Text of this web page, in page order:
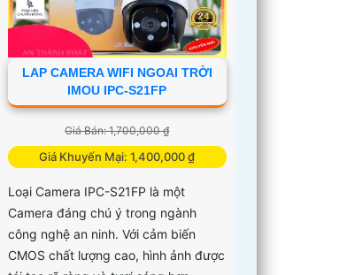
LAP CAMERA WIFI NGOAI TRỜI
IMOU IPC-S21FP
Giá Bán: 1,700,000 ₫
Giá Khuyến Mại: 1,400,000 ₫
Loại Camera IPC-S21FP là một
Camera đáng chú ý trong ngành
công nghệ an ninh. Với cảm biến
CMOS chất lượng cao, hình ảnh được